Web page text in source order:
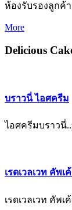
ห้องรับรองลูกค้
More
Delicious
บราวนี่ ไอศครีม
ไอศครีมบราวนี่
เรดเวลเวท คัพเ
เรดเวลเวท คัพ